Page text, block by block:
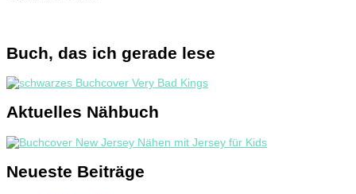
Buch, das ich gerade lese
Aktuelles Nähbuch
Neueste Beiträge